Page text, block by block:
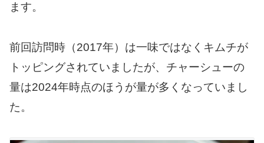
ます。
前回訪問時（2017年）は一味ではなくキムチが
トッピングされていましたが、チャーシューの
量は2024年時点のほうが量が多くなっていまし
た。